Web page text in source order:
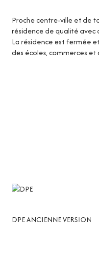
Proche centre-ville et de
résidence de qualité avec
La résidence est fermée
des écoles, commerces
Au premier niveau ( 120
donnant sur une terrasse
L'exposition Est / Ouest
Néanmoins, quelques
A voir , type de bien
DPE ANCIENNE VERSION